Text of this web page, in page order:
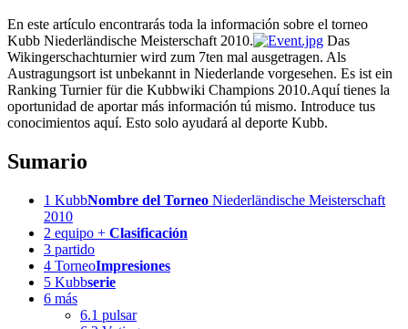
En este artículo encontrarás toda la información sobre el torneo
Kubb Niederländische Meisterschaft 2010.
Das
Wikingerschachturnier wird zum 7ten mal ausgetragen. Als
Austragungsort ist unbekannt in Niederlande vorgesehen. Es ist ein
Ranking Turnier für die Kubbwiki Champions 2010.Aquí tienes la
oportunidad de aportar más información tú mismo. Introduce tus
conocimientos aquí. Esto solo ayudará al deporte Kubb.
Sumario
1 KubbNombre del Torneo Niederländische Meisterschaft
2010
2 equipo + Clasificación
3 partido
4 TorneoImpresiones
5 Kubbserie
6 más
6.1 pulsar